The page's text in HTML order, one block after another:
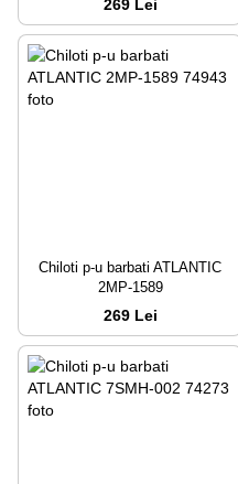
269 Lei
Chiloti p-u barbati ATLANTIC
2MP-1589
269 Lei